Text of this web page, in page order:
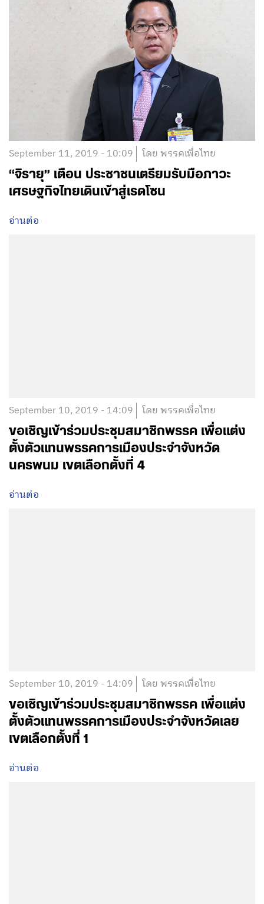
September 11, 2019 - 10:09 โดย พรรคเพื่อไทย
“จิรายุ” เตือน ประชาชนเตรียมรับมือภาวะ
เศรษฐกิจไทยเดินเข้าสู่เรดโซน
อ่านต่อ
September 10, 2019 - 14:09 โดย พรรคเพื่อไทย
ขอเชิญเข้าร่วมประชุมสมาชิกพรรค เพื่อแต่ง
ตั้งตัวแทนพรรคการเมืองประจำจังหวัด
นครพนม เขตเลือกตั้งที่ 4
อ่านต่อ
September 10, 2019 - 14:09 โดย พรรคเพื่อไทย
ขอเชิญเข้าร่วมประชุมสมาชิกพรรค เพื่อแต่ง
ตั้งตัวแทนพรรคการเมืองประจำจังหวัดเลย
เขตเลือกตั้งที่ 1
อ่านต่อ